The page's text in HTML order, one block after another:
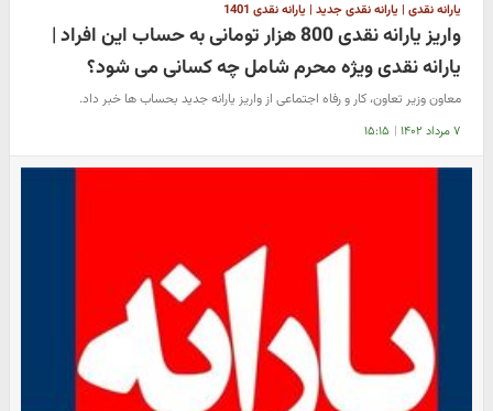
یارانه نقدی | یارانه نقدی جدید | یارانه نقدی 1401
واریز یارانه نقدی 800 هزار تومانی به حساب این افراد |
یارانه نقدی ویژه محرم شامل چه کسانی می شود؟
معاون وزیر تعاون، کار و رفاه اجتماعی از واریز یارانه جدید بحساب ها خبر داد.
۷ مرداد ۱۴۰۲ | ۱۵:۱۵